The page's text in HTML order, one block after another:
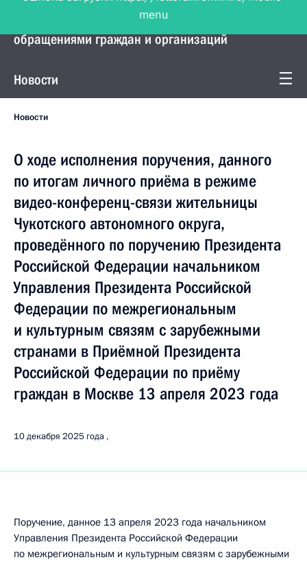
Управление Президента по работе с
обращениями граждан и организаций
Новости
Новости
О ходе исполнения поручения, данного
по итогам личного приёма в режиме
видео-конференц-связи жительницы
Чукотского автономного округа,
проведённого по поручению Президента
Российской Федерации начальником
Управления Президента Российской
Федерации по межрегиональным
и культурным связям с зарубежными
странами в Приёмной Президента
Российской Федерации по приёму
граждан в Москве 13 апреля 2023 года
10 декабря 2025 года
Поручение, данное 13 апреля 2023 года начальником
Управления Президента Российской Федерации
по межрегиональным и культурным связям с зарубежными
menu